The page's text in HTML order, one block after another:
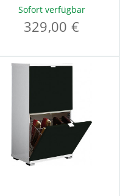
Sofort verfügbar
329,00 €